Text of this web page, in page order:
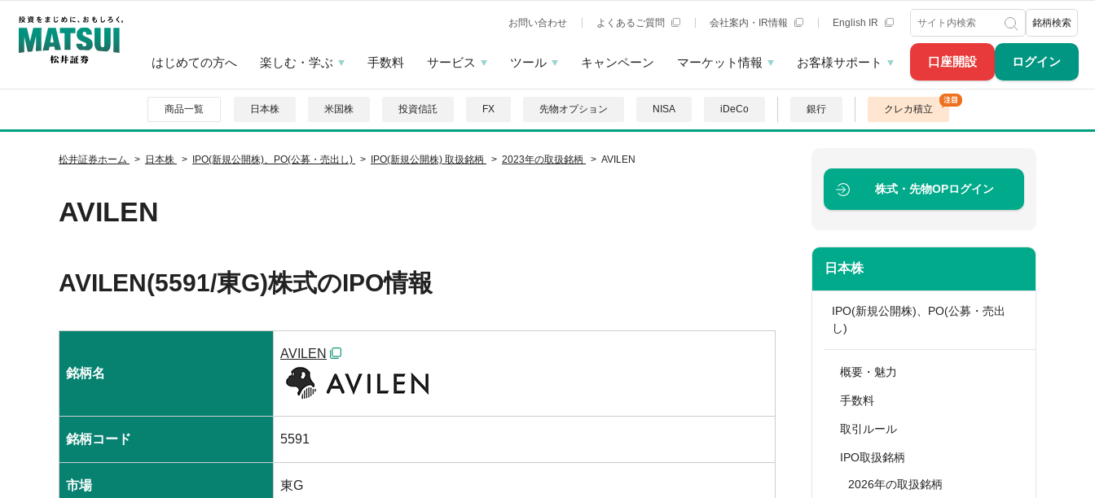
口座開設 ログイン
お問い合わせ よくあるご質問 会社案内・IR情報 English IR 銘柄検索
はじめての方へ 楽しむ・学ぶ 手数料 サービス ツール キャンペーン マーケット情報 お客様サポート
商品一覧 日本株 米国株 投資信託 FX 先物オプション NISA iDeCo 銀行 クレカ積立
松井証券ホーム 日本株 IPO(新規公開株)、PO(公募・売出し) IPO(新規公開株) 取扱銘柄 2023年の取扱銘柄 AVILEN
AVILEN
AVILEN(5591/東G)株式のIPO情報
銘柄名
AVILEN
銘柄コード 5591
市場 東G
株式・先物OPログイン
日本株
IPO(新規公開株)、PO(公募・売出
し)
概要・魅力
手数料
取引ルール
IPO取扱銘柄
2026年の取扱銘柄